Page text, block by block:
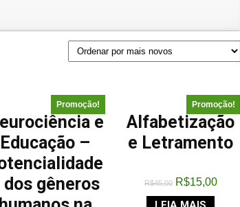
Promoção!
e
Educação –
dos gêneros
Promoção!
Alfabetização
e Letramento
R$45,00 R$15,00